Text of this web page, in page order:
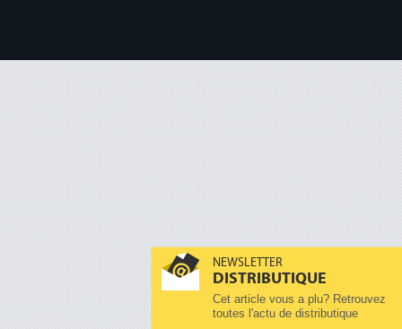
NEWSLETTER
DISTRIBUTIQUE
Cet article vous a plu? Retrouvez
toutes l'actu de distributique